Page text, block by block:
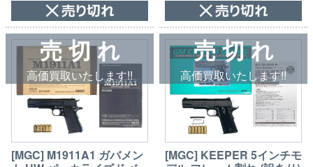
売 切 れ
高価買取いたします!!
[MGC] M1911A1 ガバメン
売 切 れ
高価買取いたします!!
[MGC] KEEPER 5インチモ